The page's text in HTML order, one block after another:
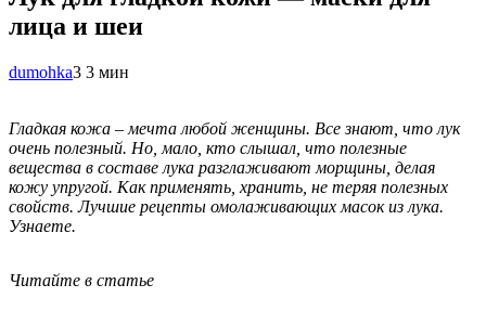
лица и шеи
dumohka3 3 мин
Гладкая кожа – мечта любой женщины. Все знают, что лук
очень полезный. Но, мало, кто слышал, что полезные
вещества в составе лука разглаживают морщины, делая
кожу упругой. Как применять, хранить, не теряя полезных
свойств. Лучшие рецепты омолаживающих масок из лука.
Узнаете.
Читайте в статье